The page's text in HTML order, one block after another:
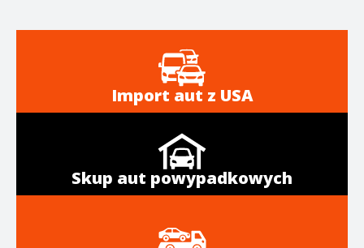
Import aut z USA
Skup aut powypadkowych